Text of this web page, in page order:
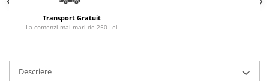
Transport Gratuit
La comenzi mai mari de 250 Lei
Descriere